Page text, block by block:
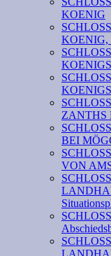
KOENIG
KOENIG,
KOENIGS
ZANTHS
BEI
VON